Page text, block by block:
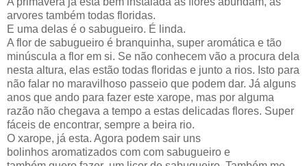
arvores também todas floridas.
E uma delas é o sabugueiro. É linda.
A flor de sabugueiro é branquinha, super aromática e tão
minúscula a flor em si. Se não conhecem vão a procura dela
nesta altura, elas estão todas floridas e junto a rios. Isto para
não falar no maravilhoso passeio que podem dar. Já alguns
anos que ando para fazer este xarope, mas por alguma
razão não chegava a tempo a estas delicadas flores. Super
fáceis de encontrar, sempre a beira rio.
O xarope, já esta. Agora podem sair uns
bolinhos aromatizados com com sabugueiro e